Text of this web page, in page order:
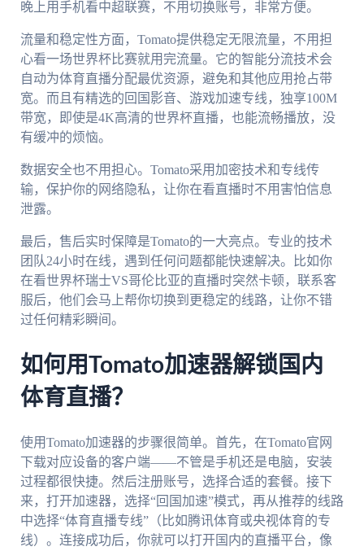
晚上用手机看中超联赛，不用切换账号，非常方便。
流量和稳定性方面，Tomato提供稳定无限流量，不用担
心看一场世界杯比赛就用完流量。它的智能分流技术会
自动为体育直播分配最优资源，避免和其他应用抢占带
宽。而且有精选的回国影音、游戏加速专线，独享100M
带宽，即使是4K高清的世界杯直播，也能流畅播放，没
有缓冲的烦恼。
数据安全也不用担心。Tomato采用加密技术和专线传
输，保护你的网络隐私，让你在看直播时不用害怕信息
泄露。
最后，售后实时保障是Tomato的一大亮点。专业的技术
团队24小时在线，遇到任何问题都能快速解决。比如你
在看世界杯瑞士VS哥伦比亚的直播时突然卡顿，联系客
服后，他们会马上帮你切换到更稳定的线路，让你不错
过任何精彩瞬间。
如何用Tomato加速器解锁国内
体育直播？
使用Tomato加速器的步骤很简单。首先，在Tomato官网
下载对应设备的客户端——不管是手机还是电脑，安装
过程都很快捷。然后注册账号，选择合适的套餐。接下
来，打开加速器，选择“回国加速”模式，再从推荐的线路
中选择“体育直播专线”（比如腾讯体育或央视体育的专
线）。连接成功后，你就可以打开国内的直播平台，像